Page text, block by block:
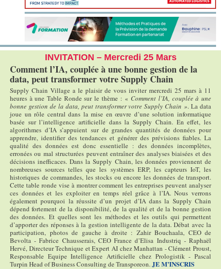
INVITATION – Mercredi 25 Mars
Comment l’IA, couplée à une bonne gestion de la
data, peut transformer votre Supply Chain
Supply Chain Village a le plaisir de vous inviter mercredi 25 mars à 11
heures à une Table Ronde sur le thème : « Comment l’IA, couplée à une
bonne gestion de la data, peut transformer votre Supply Chain ». La data
joue un rôle central dans la mise en œuvre d’une solution informatique
basée sur l’intelligence artificielle dans la Supply Chain. En effet, les
algorithmes d’IA s’appuient sur de grandes quantités de données pour
apprendre, identifier des tendances et générer des prévisions fiables. La
qualité des données est donc essentielle : des données incomplètes,
erronées ou mal structurées peuvent entraîner des analyses biaisées et des
décisions inefficaces. Dans la Supply Chain, les données proviennent de
nombreuses sources telles que les systèmes ERP, les capteurs IoT, les
historiques de commandes, les stocks ou encore les données de transport.
Cette table ronde vise à montrer comment les entreprises peuvent analyser
ces données et les exploiter en temps réel grâce à l’IA. Nous verrons
également pourquoi la réussite d’un projet d’IA dans la Supply Chain
dépend fortement de la disponibilité, de la qualité et de la bonne gestion
des données. Et quelles sont les méthodes et les outils qui permettent
d’apporter des réponses à la gestion intelligente de la data. Débat avec la
participation, photos de gauche à droite : Zahir Bouchaala, CEO de
Bevolta - Fabrice Chausserais, CEO France d’Elisa Industriq - Raphaël
Hervé, Directeur Technique et Expert AI chez Manhattan - Clément Proust,
Responsable Equipe Intelligence Artificielle chez Prologistik - Pascal
Turpin Head of Business Consulting de Transporeon.JE M’INSCRIS